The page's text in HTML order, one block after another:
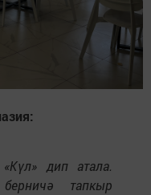
дип атала.
тапкыр